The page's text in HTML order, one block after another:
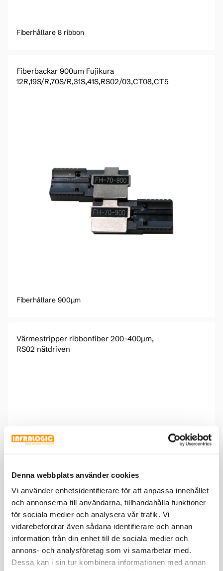
Denna webbplats använder cookies
Vi använder enhetsidentifierare för att anpassa innehållet
och annonserna till användarna, tillhandahålla funktioner
för sociala medier och analysera vår trafik. Vi
vidarebefordrar även sådana identifierare och annan
information från din enhet till de sociala medier och
annons- och analysföretag som vi samarbetar med.
Dessa kan i sin tur kombinera informationen med annan
Fiberhållare 8 ribbon
Fiberbackar 900um Fujikura
12R,19S/R,70S/R,31S,41S,RS02/03,CT08,CT5
Fiberhållare 900µm
Värmestripper ribbonfiber 200-400µm,
RS02 nätdriven
RS02/03/03-80 är designad och utvecklad med tonvikt på